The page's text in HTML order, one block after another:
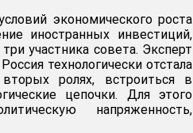
экономического роста
иностранных инвестиций,
три участника совета. Эксперт
технологически отстала
ролях, встроиться в
цепочки. Для этого
напряженность,